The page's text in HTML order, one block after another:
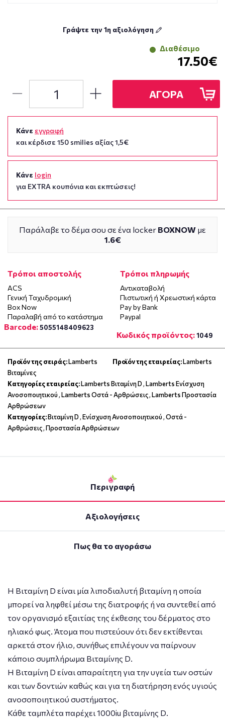
Γράψτε την 1η αξιολόγηση
Διαθέσιμο
17.50€
ΑΓΟΡΑ
Κάνε εγγραφή
και κέρδισε 150 smilies αξίας 1,5€
Κάνε login
για EXTRA κουπόνια και εκπτώσεις!
Παράλαβε το δέμα σου σε ένα locker BOXNOW με
1.6€
Τρόποι αποστολής
ACS
Γενική Ταχυδρομική
Box Now
Παραλαβή από το κατάστημα
Τρόποι πληρωμής
Αντικαταβολή
Πιστωτική ή Χρεωστική κάρτα
Pay by Bank
Paypal
Barcode:5055148409623
Κωδικός προϊόντος:1049
Προϊόν της σειράς:Lamberts
Βιταμίνες
Προϊόν της εταιρείας:Lamberts
Κατηγορίες εταιρείας:Lamberts Βιταμίνη D,Lamberts Ενίσχυση
Ανοσοποιητικού,Lamberts Οστά - Αρθρώσεις,Lamberts Προστασία
Αρθρώσεων
Κατηγορίες:Βιταμίνη D,Ενίσχυση Ανοσοποιητικού,Οστά -
Αρθρώσεις,Προστασία Αρθρώσεων
Περιγραφή
Αξιολογήσεις
Πως θα το αγοράσω
Η Βιταμίνη D είναι μία λιποδιαλυτή βιταμίνη η οποία
μπορεί να ληφθεί μέσω της διατροφής ή να συντεθεί από
τον οργανισμό εξαιτίας της έκθεσης του δέρματος στο
ηλιακό φως. Άτομα που πιστεύουν ότι δεν εκτίθενται
αρκετά στον ήλιο, συνήθως επιλέγουν να παίρνουν
κάποιο συμπλήρωμα Βιταμίνης D.
Η Βιταμίνη D είναι απαραίτητη για την υγεία των οστών
και των δοντιών καθώς και για τη διατήρηση ενός υγιούς
ανοσοποιητικού συστήματος.
Κάθε ταμπλέτα παρέχει 1000iu βιταμίνης D.